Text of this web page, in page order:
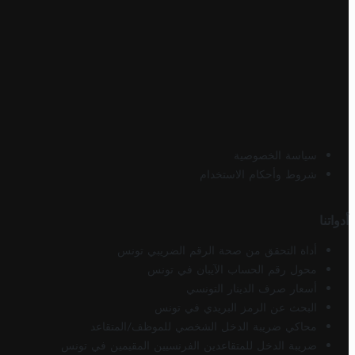
سياسة الخصوصية
شروط وأحكام الاستخدام
أدواتنا
أداة التحقق من صحة الرقم الضريبي تونس
محول رقم الحساب الآيبان في تونس
أسعار صرف الدينار التونسي
البحث عن الرمز البريدي في تونس
محاكي ضريبة الدخل الشخصي للموظف/المتقاعد
ضريبة الدخل للمتقاعدين الفرنسيين المقيمين في تونس